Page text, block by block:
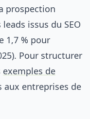
prospection
issus du SEO
1,7 % pour
Pour structurer
exemples de
aux entreprises de